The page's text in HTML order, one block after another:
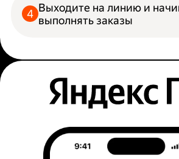
Выходите на линию и
выполнять заказы